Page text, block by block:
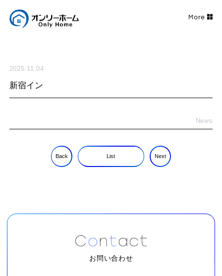
2025.11.04
新宿イン
News
Back List Next
Contact
お問い合わせ